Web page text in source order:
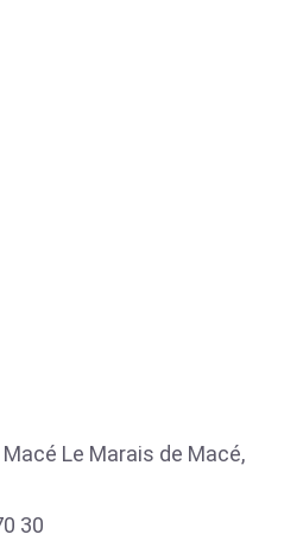
Le Marais de Macé,
30